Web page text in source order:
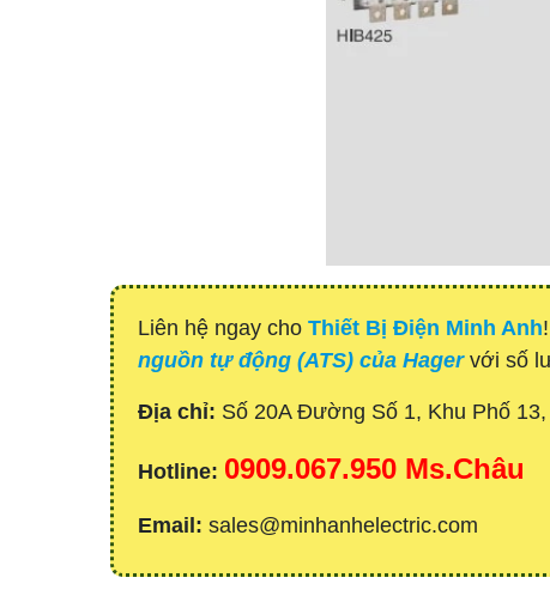
Liên hệ ngay cho Thiết Bị Điện Minh Anh
nguồn tự động (ATS) của Hagervới số
Địa chỉ: Số 20A Đường Số 1, Khu Phố
Hotline: 0909.067.950 Ms.Châu
Email: sales@minhanhelectric.com